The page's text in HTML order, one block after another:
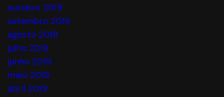
outubro 2019
setembro 2019
agosto 2019
julho 2019
junho 2019
maio 2019
abril 2019